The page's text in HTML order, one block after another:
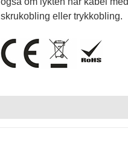
skrukobling eller trykkobling.